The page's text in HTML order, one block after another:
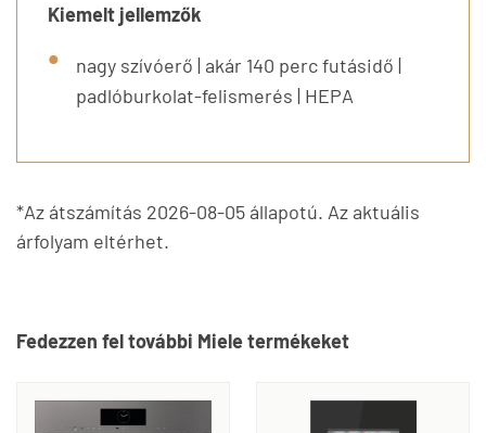
Kiemelt jellemzők
nagy szívóerő | akár 140 perc futásidő |
padlóburkolat-felismerés | HEPA
*Az átszámítás 2026-08-05 állapotú. Az aktuális
árfolyam eltérhet.
Fedezzen fel további Miele termékeket